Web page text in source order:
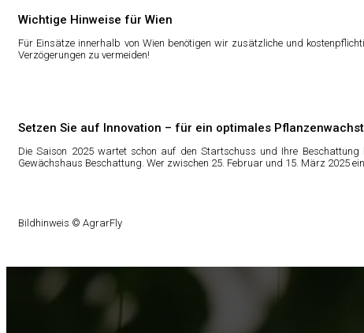
Wichtige Hinweise für Wien
Für Einsätze innerhalb von Wien benötigen wir zusätzliche und
Verzögerungen zu vermeiden!
Setzen Sie auf Innovation – für ein optimales
Die Saison 2025 wartet schon auf den Startschuss und Ihre
Gewächshaus Beschattung. Wer zwischen 25. Februar und 15. März 2025
Bildhinweis © AgrarFly